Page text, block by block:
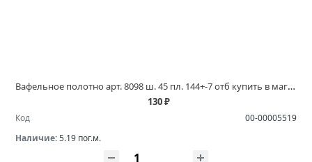
Вафельное полотно арт. 8098 ш. 45 пл. 144+-7 отб купить в магазинах Белово и Ленинск Кузнецком
130 ₽
Код
00-00005519
Наличие:5.19 пог.м.